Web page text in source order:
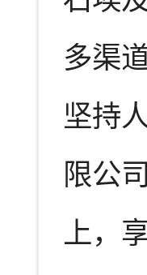
多渠
坚持
限公
上，